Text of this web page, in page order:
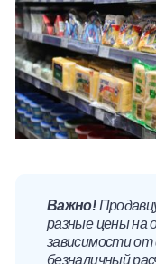
Важно!
разные цены на
зависимости
безналичный